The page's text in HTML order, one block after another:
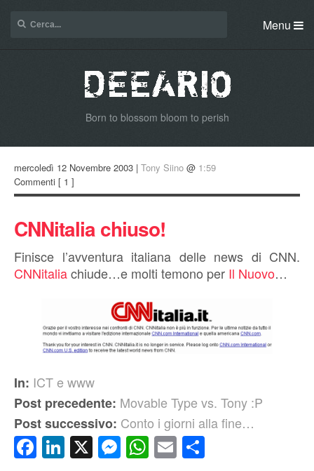
Menu
Born to blossom bloom to perish
mercoledì 12 Novembre 2003 | Tony Siino @ 1:59
Commenti [ 1 ]
CNNitalia chiuso!
Finisce l’avventura italiana delle news di CNN.
CNNitaliachiude…e molti temono per Il Nuovo…
In: ICT e www
Post precedente: Movable Type vs. Tony :P
Post successivo: Conto i giorni alla fine…
Facebook
LinkedIn
X Messenger
WhatsApp
Email